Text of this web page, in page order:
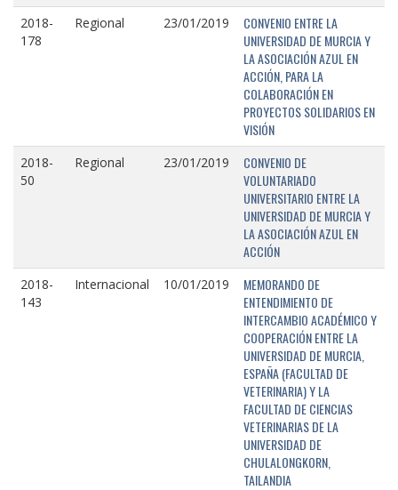
2018-
178
Regional 23/01/2019
CONVENIO ENTRE LA
UNIVERSIDAD DE MURCIA Y
LA ASOCIACIÓN AZUL EN
ACCIÓN, PARA LA
COLABORACIÓN EN
PROYECTOS SOLIDARIOS EN
VISIÓN
2018-
50
Regional 23/01/2019
CONVENIO DE
VOLUNTARIADO
UNIVERSITARIO ENTRE LA
UNIVERSIDAD DE MURCIA Y
LA ASOCIACIÓN AZUL EN
ACCIÓN
2018-
143
Internacional 10/01/2019
MEMORANDO DE
ENTENDIMIENTO DE
INTERCAMBIO ACADÉMICO Y
COOPERACIÓN ENTRE LA
UNIVERSIDAD DE MURCIA,
ESPAÑA (FACULTAD DE
VETERINARIA) Y LA
FACULTAD DE CIENCIAS
VETERINARIAS DE LA
UNIVERSIDAD DE
CHULALONGKORN,
TAILANDIA